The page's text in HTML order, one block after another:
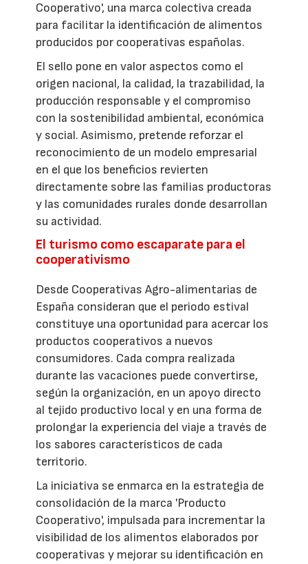
Cooperativo', una marca colectiva creada
para facilitar la identificación de alimentos
producidos por cooperativas españolas.
El sello pone en valor aspectos como el
origen nacional, la calidad, la trazabilidad, la
producción responsable y el compromiso
con la sostenibilidad ambiental, económica
y social. Asimismo, pretende reforzar el
reconocimiento de un modelo empresarial
en el que los beneficios revierten
directamente sobre las familias productoras
y las comunidades rurales donde desarrollan
su actividad.
El turismo como escaparate para el
cooperativismo
Desde Cooperativas Agro-alimentarias de
España consideran que el periodo estival
constituye una oportunidad para acercar los
productos cooperativos a nuevos
consumidores. Cada compra realizada
durante las vacaciones puede convertirse,
según la organización, en un apoyo directo
al tejido productivo local y en una forma de
prolongar la experiencia del viaje a través de
los sabores característicos de cada
territorio.
La iniciativa se enmarca en la estrategia de
consolidación de la marca 'Producto
Cooperativo', impulsada para incrementar la
visibilidad de los alimentos elaborados por
cooperativas y mejorar su identificación en